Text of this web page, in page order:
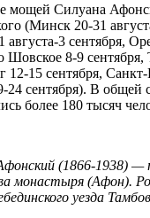
мощей Силуана
(Минск 20-31
августа-3 сентября,
Шовское 8-9 сентября,
12-15 сентября,
24 сентября). В общей
более 180 тысяч
(1866-1938) —
монастыря (Афон).
уезда